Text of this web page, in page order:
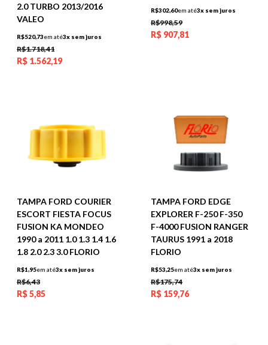
2.0 TURBO 2013/2016
VALEO
R$520,73em até3x sem juros
R$1.718,41
R$ 1.562,19
R$302,60em até3x sem juros
R$998,59
R$ 907,81
TAMPA FORD COURIER
ESCORT FIESTA FOCUS
FUSION KA MONDEO
1990 a 2011 1.0 1.3 1.4 1.6
1.8 2.0 2.3 3.0 FLORIO
R$1,95em até3x sem juros
R$6,43
R$5,85
TAMPA FORD EDGE
EXPLORER F-250 F-350
F-4000 FUSION RANGER
TAURUS 1991 a 2018
FLORIO
R$53,25em até3x sem juros
R$175,74
R$ 159,76